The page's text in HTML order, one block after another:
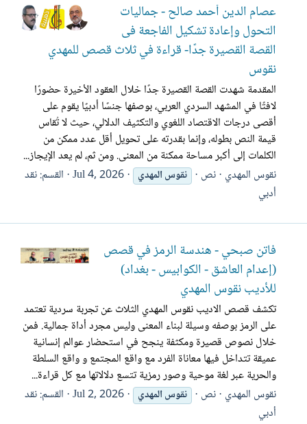
عصام الدين أحمد صالح - جماليات
التحول وإعادة تشكيل الفاجعة فى
القصة القصيرة جدًا- قراءة في ثلاث قصص للمهدي
نقوس
المقدمة شهدت القصة القصيرة جدًا خلال العقود الأخيرة حضورًا
لافتًا في المشهد السردي العربي، بوصفها جنسًا أدبيًا يقوم على
أقصى درجات الاقتصاد اللغوي والتكثيف الدلالي، حيث لا تُقاس
قيمة النص بطوله، وإنما بقدرته على تحويل أقل عدد ممكن من
الكلمات إلى أكبر مساحة ممكنة من المعنى. ومن ثم، لم يعد الإيجاز...
نقوس المهدي نص نقوسالمهدي Jul 4, 2026 القسم:نقد
أدبي
فاتن صبحي - هندسة الرمز في قصص
(إعدام العاشق - الكوابيس - بغداد)
للأديب نقوس المهدي
تكشف قصص الاديب نقوس المهدي الثلاث عن تجربة سردية تعتمد
على الرمز بوصفه وسيلة لبناء المعنى وليس مجرد أداة جمالية. فمن
خلال نصوص قصيرة ومكثفة ينجح في استحضار عوالم إنسانية
عميقة تتداخل فيها معاناة الفرد مع واقع المجتمع و واقع السلطة
والحرية عبر لغة موحية وصور رمزية تتسع دلالاتها مع كل قراءة...
نقوس المهدي نص نقوسالمهدي Jul 2, 2026 القسم:نقد
أدبي